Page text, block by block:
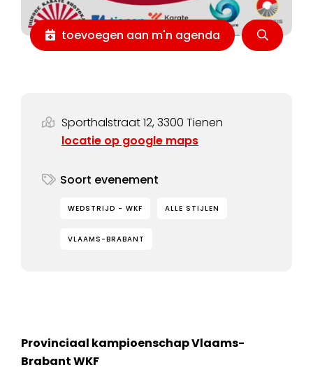
toevoegen aan m'n agenda
Sporthalstraat 12, 3300 Tienen
locatie op google maps
Soort evenement
WEDSTRIJD - WKF ALLE STIJLEN
VLAAMS-BRABANT
Provinciaal kampioenschap Vlaams-
Brabant WKF